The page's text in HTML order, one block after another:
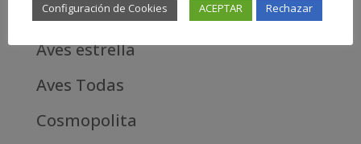
Alta Montaña
Aves estrella
Aves Todas
Cosmopolita
Configuración de Cookies ACEPTAR Rechazar